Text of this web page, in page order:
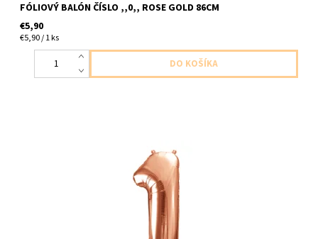
FÓLIOVÝ BALÓN ČÍSLO ,,0,, ROSE GOLD 86CM
€5,90
€5,90 / 1 ks
foliove cislo ,,1,, ruzovo zlata 1ks v baleni velkost 86cm